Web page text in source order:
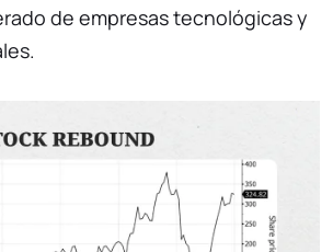
de empresas tecnológicas y